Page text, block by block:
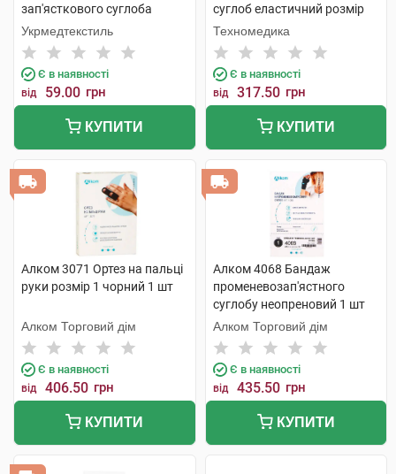
зап'ясткового суглоба
розмір 4 (21-22см) 1 шт
Укрмедтекстиль
Є в наявності
від 59.00 грн
КУПИТИ
суглоб еластичний розмір
S/M 1 шт
Техномедика
Є в наявності
від 317.50 грн
КУПИТИ
Алком 3071 Ортез на пальці
руки розмір 1 чорний 1 шт
Алком Торговий дім
Є в наявності
від 406.50 грн
КУПИТИ
Алком 4068 Бандаж
променевозап'ястного
суглобу неопреновий 1 шт
Алком Торговий дім
Є в наявності
від 435.50 грн
КУПИТИ